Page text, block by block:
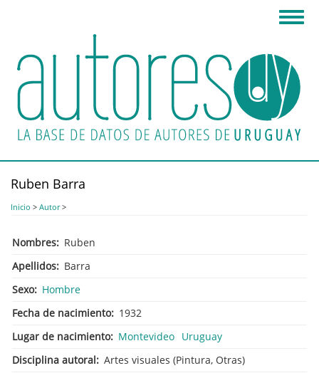
principal
Ruben Barra
Inicio > Autor>
Nombres
Ruben
Apellidos
Barra
Sexo
Hombre
Fecha de nacimiento
1932
Lugar de nacimiento
Montevideo Uruguay
Disciplina autoral
Artes visuales (Pintura, Otras)